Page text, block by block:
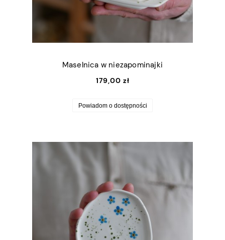
Maselnica w niezapominajki
179,00 zł
Powiadom o dostępności